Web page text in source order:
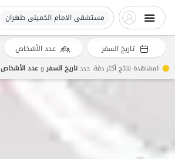
مستشفی الامام الخمینی طهران
تاريخ السفر عدد الأشخاص
لمشاهدة نتائج أكثر دقة، حددتاريخ السفروعدد الأشخاص